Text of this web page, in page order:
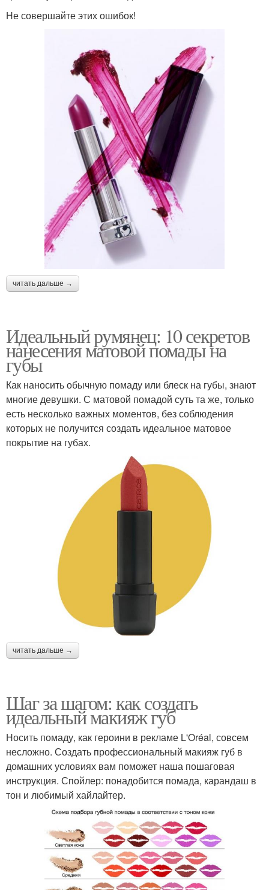
Не совершайте этих ошибок!
читать дальше →
Идеальный румянец: 10 секретов
нанесения матовой помады на
губы
Как наносить обычную помаду или блеск на губы, знают
многие девушки. С матовой помадой суть та же, только
есть несколько важных моментов, без соблюдения
которых не получится создать идеальное матовое
покрытие на губах.
читать дальше →
Шаг за шагом: как создать
идеальный макияж губ
Носить помаду, как героини в рекламе L'Oréal, совсем
несложно. Создать профессиональный макияж губ в
домашних условиях вам поможет наша пошаговая
инструкция. Спойлер: понадобится помада, карандаш в
тон и любимый хайлайтер.